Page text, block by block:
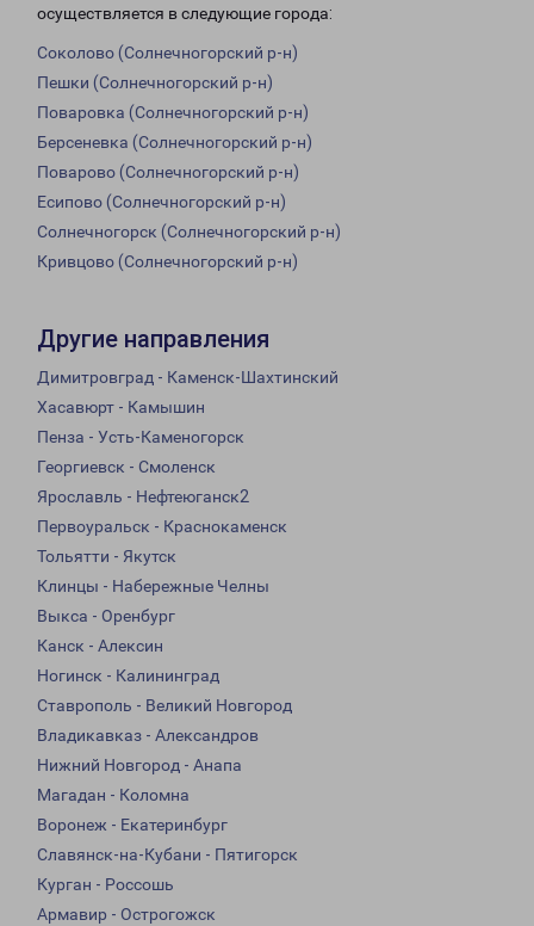
осуществляется в следующие города:
Соколово (Солнечногорский р-н)
Пешки (Солнечногорский р-н)
Поваровка (Солнечногорский р-н)
Берсеневка (Солнечногорский р-н)
Поварово (Солнечногорский р-н)
Есипово (Солнечногорский р-н)
Солнечногорск (Солнечногорский р-н)
Кривцово (Солнечногорский р-н)
Другие направления
Димитровград - Каменск-Шахтинский
Хасавюрт - Камышин
Пенза - Усть-Каменогорск
Георгиевск - Смоленск
Ярославль - Нефтеюганск2
Первоуральск - Краснокаменск
Тольятти - Якутск
Клинцы - Набережные Челны
Выкса - Оренбург
Канск - Алексин
Ногинск - Калининград
Ставрополь - Великий Новгород
Владикавказ - Александров
Нижний Новгород - Анапа
Магадан - Коломна
Воронеж - Екатеринбург
Славянск-на-Кубани - Пятигорск
Курган - Россошь
Армавир - Острогожск